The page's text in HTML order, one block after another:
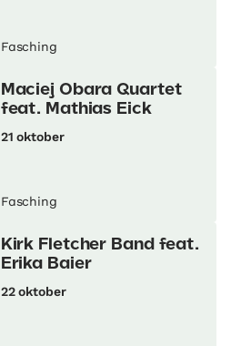
Fasching
Maciej Obara Quartet
feat. Mathias Eick
21 oktober
Fasching
Kirk Fletcher Band feat.
Erika Baier
22 oktober